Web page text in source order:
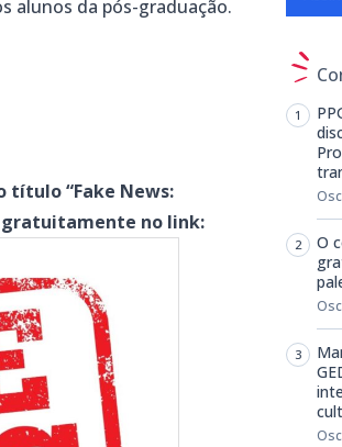
alunos da pós-graduação.
título “Fake News:
gratuitamente no link:
O